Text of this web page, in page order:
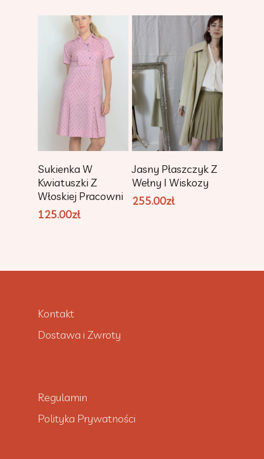
Dodaj Do
Koszyka
Sukienka W
Kwiatuszki Z
Włoskiej Pracowni
125.00zł
Dodaj Do
Koszyka
Jasny Płaszczyk Z
Wełny I Wiskozy
255.00zł
Kontakt
Dostawa i Zwroty
Regulamin
Polityka Prywatności